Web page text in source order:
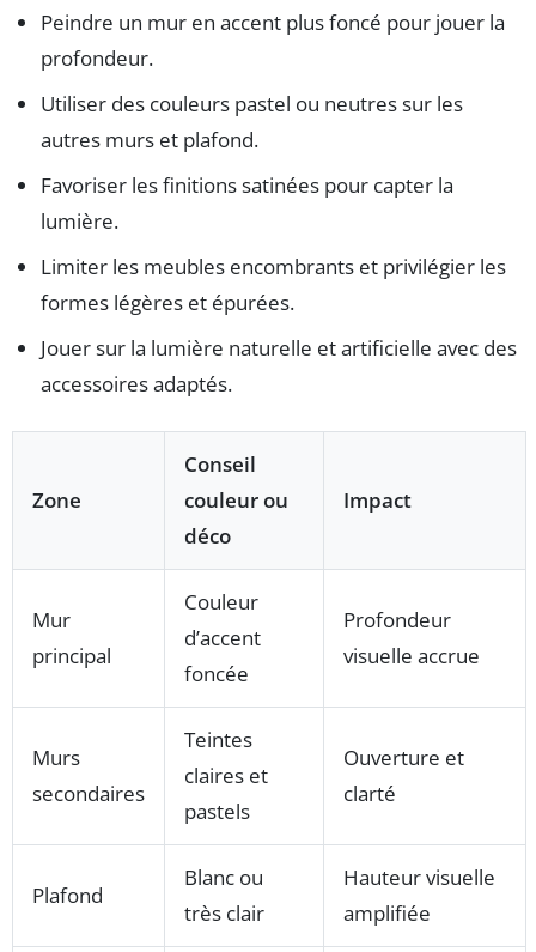
Peindre un mur en accent plus foncé pour jouer la
profondeur.
Utiliser des couleurs pastel ou neutres sur les
autres murs et plafond.
Favoriser les finitions satinées pour capter la
lumière.
Limiter les meubles encombrants et privilégier les
formes légères et épurées.
Jouer sur la lumière naturelle et artificielle avec des
accessoires adaptés.
Zone
Conseil
couleur ou
déco
Impact
Mur
principal
Couleur
d’accent
foncée
Profondeur
visuelle accrue
Murs
secondaires
Teintes
claires et
pastels
Ouverture et
clarté
Plafond
Blanc ou
très clair
Hauteur visuelle
amplifiée